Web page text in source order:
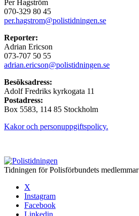
Per Hagström
070-329 80 45
per.hagstrom@polistidningen.se
Reporter:
Adrian Ericson
073-707 50 55
adrian.ericson@polistidningen.se
Besöksadress:
Adolf Fredriks kyrkogata 11
Postadress:
Box 5583, 114 85 Stockholm
Kakor och personuppgiftspolicy.
Tidningen för Polisförbundets medlemmar
X
Instagram
Facebook
Linkedin